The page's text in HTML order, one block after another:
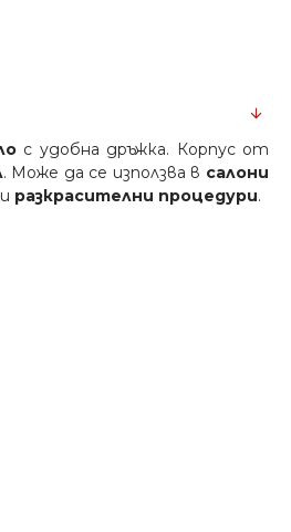
с удобна дръжка. Корпус от
. Може да се използва в салони
разкрасителни процедури.